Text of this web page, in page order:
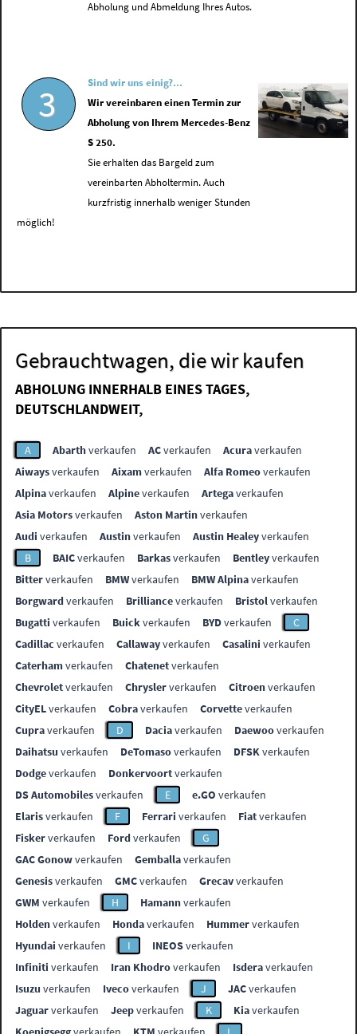
Abholung und Abmeldung Ihres Autos.
3
Sind wir uns einig?...
Wir vereinbaren einen Termin zur
Abholung von Ihrem Mercedes-Benz
S 250.
Sie erhalten das Bargeld zum
vereinbarten Abholtermin. Auch
kurzfristig innerhalb weniger Stunden
möglich!
Gebrauchtwagen, die wir kaufen
ABHOLUNG INNERHALB EINES TAGES,
DEUTSCHLANDWEIT,
A Abarthverkaufen ACverkaufen Acuraverkaufen
Aiwaysverkaufen Aixamverkaufen Alfa Romeoverkaufen
Alpinaverkaufen Alpineverkaufen Artegaverkaufen
Asia Motorsverkaufen Aston Martinverkaufen
Audi verkaufen Austinverkaufen Austin Healeyverkaufen
B
BAICverkaufen Barkasverkaufen Bentleyverkaufen
Bitterverkaufen BMWverkaufen BMW Alpinaverkaufen
Borgwardverkaufen Brillianceverkaufen Bristolverkaufen
Bugatti verkaufen Buickverkaufen BYDverkaufen
C
Cadillac verkaufen Callawayverkaufen Casalini verkaufen
Caterhamverkaufen Chatenetverkaufen
Chevroletverkaufen Chryslerverkaufen Citroenverkaufen
CityELverkaufen Cobraverkaufen Corvetteverkaufen
Cupraverkaufen D Daciaverkaufen Daewooverkaufen
Daihatsu verkaufen DeTomasoverkaufen DFSKverkaufen
Dodgeverkaufen Donkervoortverkaufen
DS Automobilesverkaufen E e.GO verkaufen
Elarisverkaufen F Ferrari verkaufen Fiatverkaufen
Fiskerverkaufen Fordverkaufen
G
GAC Gonowverkaufen Gemballaverkaufen
Genesisverkaufen GMCverkaufen Grecavverkaufen
GWM verkaufen H Hamannverkaufen
Holdenverkaufen Hondaverkaufen Hummerverkaufen
Hyundai verkaufen I INEOSverkaufen
Infiniti verkaufen Iran Khodroverkaufen Isderaverkaufen
Isuzu verkaufen Ivecoverkaufen J JACverkaufen
Jaguarverkaufen Jeepverkaufen K Kiaverkaufen